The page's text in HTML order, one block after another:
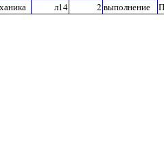
л14 2выполнение